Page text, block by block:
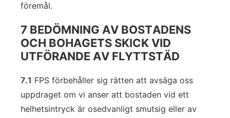
föremål.
7 BEDÖMNING AV BOSTADENS
OCH BOHAGETS SKICK VID
UTFÖRANDE AV FLYTTSTÄD
7.1 FPS förbehåller sig rätten att avsäga oss
uppdraget om vi anser att bostaden vid ett
helhetsintryck är osedvanligt smutsig eller av